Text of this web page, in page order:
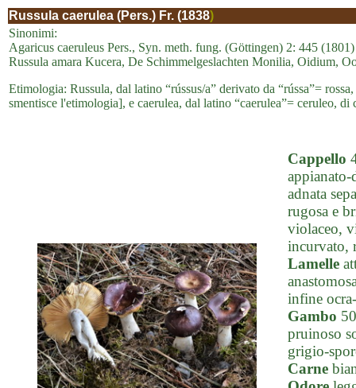
Russula caerulea (Pers.) Fr. (1838)
Sinonimi:
Agaricus caeruleus Pers., Syn. meth. fung. (Göttingen) 2: 445 (1801)
Russula amara Kucera, De Schimmelgeslachten Monilia, Oidium,
Etimologia: Russula, dal latino “rússus/a” derivato da “rússa”=
smentisce l'etimologia], e caerulea, dal latino “caerulea”= ceruleo,
Cappello
appianato-
adnata
rugosa e
violaceo,
incurvato,
Lamelle
infine
Gambo
pruinoso
grigio-
Carne